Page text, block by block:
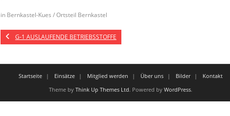
in Bernkastel-Kues / Ortsteil Bernkastel
G-1 AUSLAUFENDE BETRIEBSSTOFFE
Startseite Einsätze Mitglied werden Über uns Bilder
Kontakt
Theme by Think Up Themes Ltd. Powered by WordPress.